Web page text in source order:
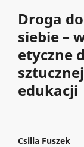
Droga
siebie –
etyczne
edukacji
Csilla Fuszek